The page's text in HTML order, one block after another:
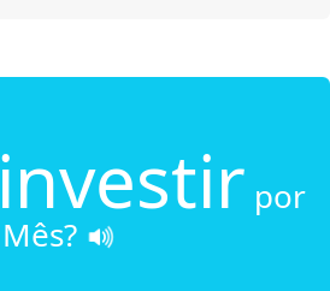
investir por
Mês?